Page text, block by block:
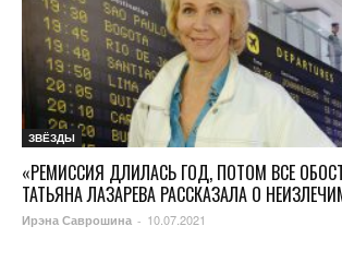
ЗВЁЗДЫ
«РЕМИССИЯ ДЛИЛАСЬ ГОД, ПОТОМ ВСЕ
ТАТЬЯНА ЛАЗАРЕВА РАССКАЗАЛА О
Ирэна Саврошина - 10.07.2021